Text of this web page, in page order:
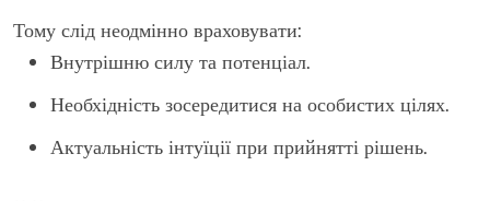
Тому слід неодмінно враховувати:
Внутрішню силу та потенціал.
Необхідність зосередитися на особистих цілях.
Актуальність інтуїції при прийнятті рішень.